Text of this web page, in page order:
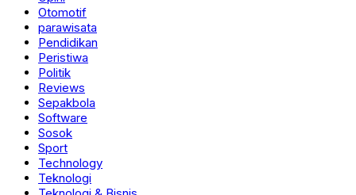
Otomotif
parawisata
Pendidikan
Peristiwa
Politik
Reviews
Sepakbola
Software
Sosok
Sport
Technology
Teknologi